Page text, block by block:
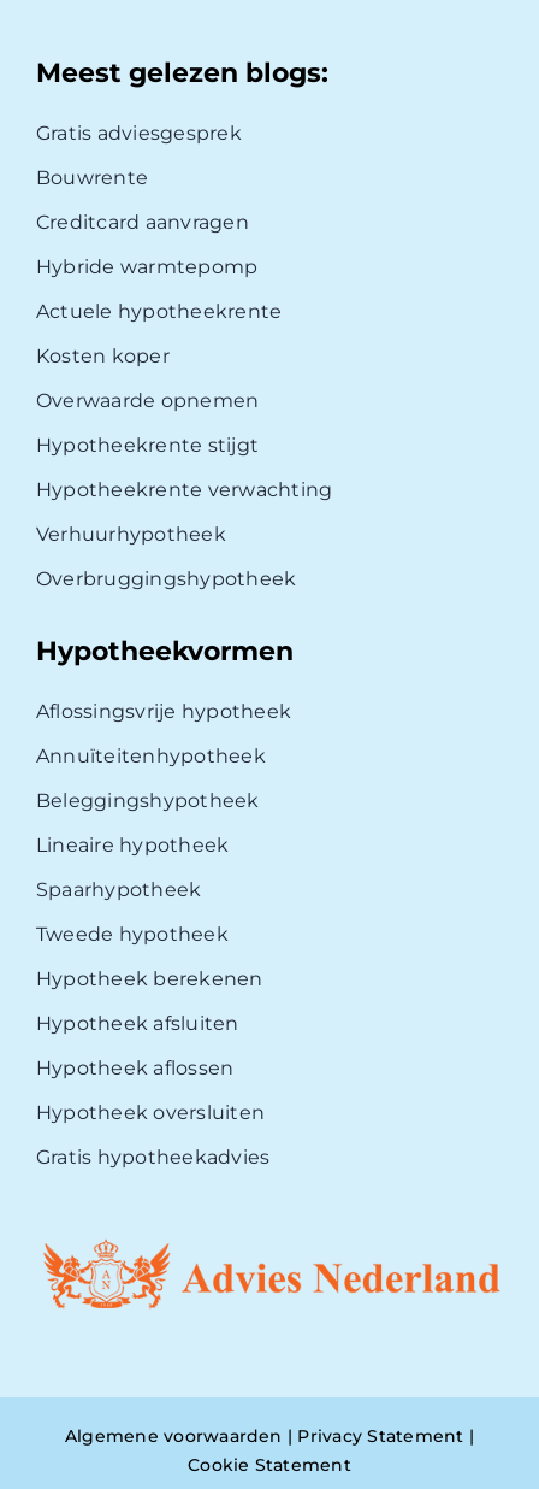
Meest gelezen blogs:
Gratis adviesgesprek
Bouwrente
Creditcard aanvragen
Hybride warmtepomp
Actuele hypotheekrente
Kosten koper
Overwaarde opnemen
Hypotheekrente stijgt
Hypotheekrente verwachting
Verhuurhypotheek
Overbruggingshypotheek
Hypotheekvormen
Aflossingsvrije hypotheek
Annuïteitenhypotheek
Beleggingshypotheek
Lineaire hypotheek
Spaarhypotheek
Tweede hypotheek
Hypotheek berekenen
Hypotheek afsluiten
Hypotheek aflossen
Hypotheek oversluiten
Gratis hypotheekadvies
Algemene voorwaarden | Privacy Statement |
Cookie Statement